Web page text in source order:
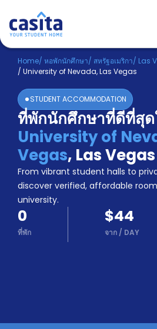
Home TH USD
เข้าสู่
ระบบ
Booking
Accommodation
About
us
Blog
Refer
And
Earn
Become
A
Partner
Help
Works
Home/ หอพักนักศึกษา/ สหรัฐอเมริกา/ Las
/ University of Nevada, Las Vegas
STUDENT ACCOMMODATION
ที่พักนักศึกษาที่ดีที่สุด
University of
Vegas, Las Vegas
From vibrant student halls to
discover verified, affordable
university.
0
ที่พัก
$44
จาก/ DAY